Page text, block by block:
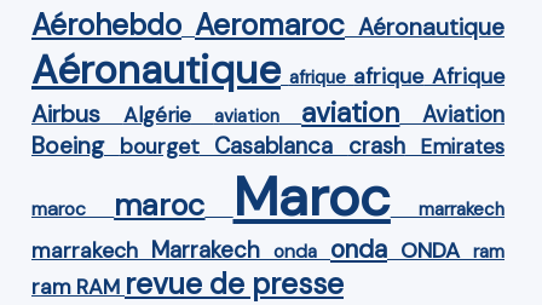
Aérohebdo Aeromaroc Aéronautique
Aéronautique afrique afrique Afrique
Airbus Algérie aviation aviation Aviation
Boeing bourget Casablanca crash Emirates
maroc maroc Maroc marrakech
marrakech Marrakech onda onda ONDA ram
ram RAM revue de presse